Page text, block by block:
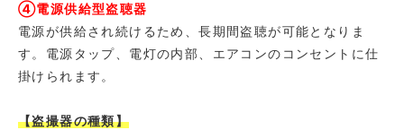
④電源供給型盗聴器
電源が供給され続けるため、長期間盗聴が可能となりま
す。電源タップ、電灯の内部、エアコンのコンセントに仕
掛けられます。
【盗撮器の種類】